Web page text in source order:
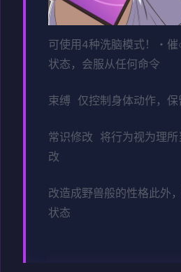
可使用4种洗脑模式！・
状态，会服从任何命令
束缚 仅控制身体动作，保
常识修改 将行为视为理所
改
改造成野兽般的性格此外
状态